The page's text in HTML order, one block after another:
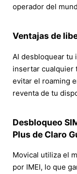
operador del
Ventajas de
Al desbloquear tu
insertar cualquier
evitar el roaming
reventa de tu
Desbloqueo
Plus de Claro
Movical utiliza el
por IMEI, lo que